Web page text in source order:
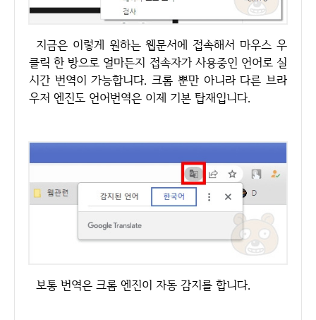
지금은 이렇게 원하는 웹문서에 접속해서 마우스 우
클릭 한 방으로 얼마든지 접속자가 사용중인 언어로 실
시간 번역이 가능합니다. 크롬 뿐만 아니라 다른 브라
우저 엔진도 언어번역은 이제 기본 탑재입니다.
보통 번역은 크롬 엔진이 자동 감지를 합니다.